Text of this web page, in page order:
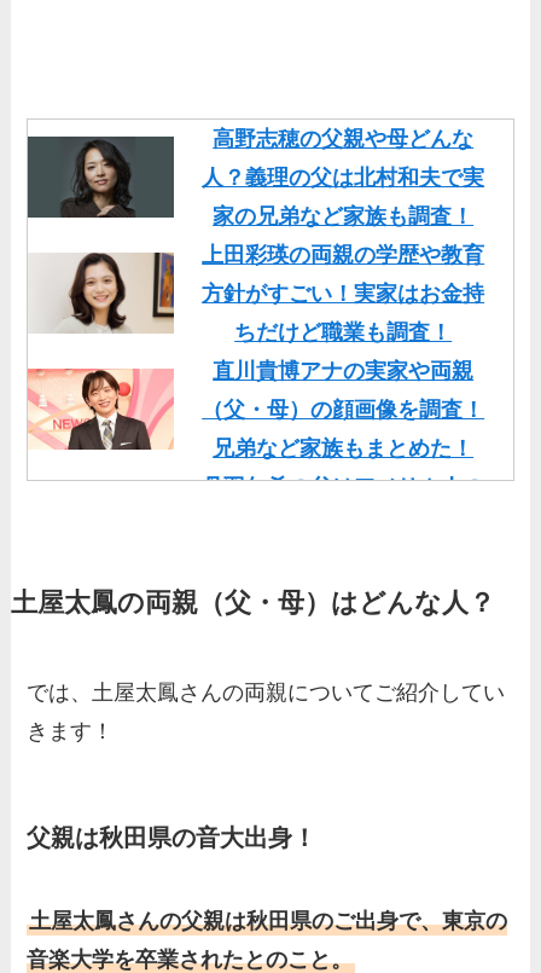
高野志穂の父親や母どんな
人？義理の父は北村和夫で実
家の兄弟など家族も調査！
上田彩瑛の両親の学歴や教育
方針がすごい！実家はお金持
ちだけど職業も調査！
直川貴博アナの実家や両親
（父・母）の顔画像を調査！
兄弟など家族もまとめた！
丹羽仁希の父はアメリカ人の
基俊介の実家はお金持ち？兄
人？家族を調査！
羽鳥慎一アナの両親（父・
など家族もまとめた！
片岡凜の母親が美人！家族構
土屋太鳳の両親（父・母）はどんな人？
では、土屋太鳳さんの両親についてご紹介してい
きます！
父親は秋田県の音大出身！
土屋太鳳さんの父親は秋田県のご出身で、東京の
音楽大学を卒業されたとのこと。